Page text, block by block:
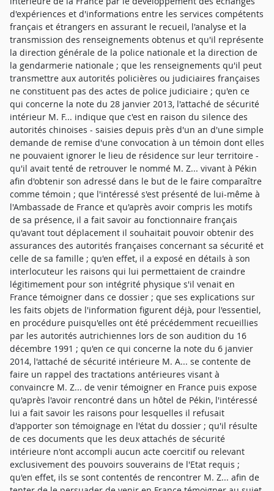
d'expériences et d'informations entre les services compétents
français et étrangers en assurant le recueil, l'analyse et la
transmission des renseignements obtenus et qu'il représente
la direction générale de la police nationale et la direction de
la gendarmerie nationale ; que les renseignements qu'il peut
transmettre aux autorités policières ou judiciaires françaises
ne constituent pas des actes de police judiciaire ; qu'en ce
qui concerne la note du 28 janvier 2013, l'attaché de sécurité
intérieur M. F... indique que c'est en raison du silence des
autorités chinoises - saisies depuis près d'un an d'une simple
demande de remise d'une convocation à un témoin dont elles
ne pouvaient ignorer le lieu de résidence sur leur territoire -
qu'il avait tenté de retrouver le nommé M. Z... vivant à Pékin
afin d'obtenir son adressé dans le but de le faire comparaître
comme témoin ; que l'intéressé s'est présenté de lui-même à
l'Ambassade de France et qu'après avoir compris les motifs
de sa présence, il a fait savoir au fonctionnaire français
qu'avant tout déplacement il souhaitait pouvoir obtenir des
assurances des autorités françaises concernant sa sécurité et
celle de sa famille ; qu'en effet, il a exposé en détails à son
interlocuteur les raisons qui lui permettaient de craindre
légitimement pour son intégrité physique s'il venait en
France témoigner dans ce dossier ; que ses explications sur
les faits objets de l'information figurent déjà, pour l'essentiel,
en procédure puisqu'elles ont été précédemment recueillies
par les autorités autrichiennes lors de son audition du 16
décembre 1991 ; qu'en ce qui concerne la note du 6 janvier
2014, l'attaché de sécurité intérieure M. A... se contente de
faire un rappel des tractations antérieures visant à
convaincre M. Z... de venir témoigner en France puis expose
qu'après l'avoir rencontré dans un hôtel de Pékin, l'intéressé
lui a fait savoir les raisons pour lesquelles il refusait
d'apporter son témoignage en l'état du dossier ; qu'il résulte
de ces documents que les deux attachés de sécurité
intérieure n'ont accompli aucun acte coercitif ou relevant
exclusivement des pouvoirs souverains de l'Etat requis ;
qu'en effet, ils se sont contentés de rencontrer M. Z... afin de